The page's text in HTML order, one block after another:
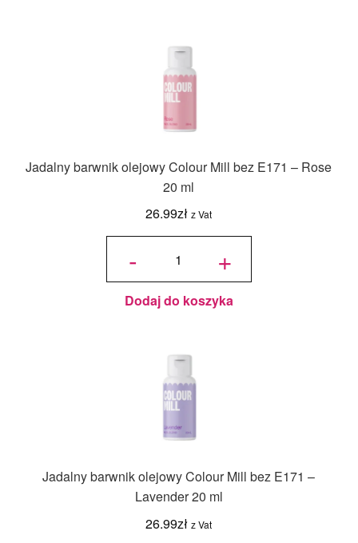
Jadalny barwnik olejowy Colour Mill bez E171 – Rose
20 ml
26.99zł z Vat
-
ilość
olejowy
Colour
Mill bez
E171 -
Rose
+
Dodaj do koszyka
Jadalny barwnik olejowy Colour Mill bez E171 –
Lavender 20 ml
26.99zł z Vat